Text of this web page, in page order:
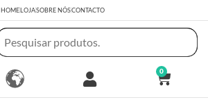
HOMELOJASOBRE NÓSCONTACTO
0